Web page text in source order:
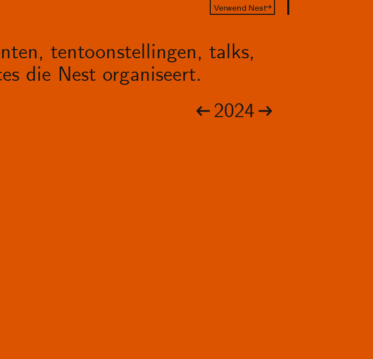
Verwend Nest
tentoonstellingen, talks,
die Nest organiseert.
2024